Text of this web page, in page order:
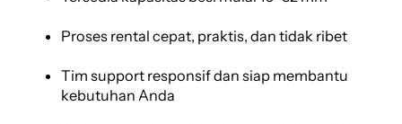
Proses rental cepat, praktis, dan tidak ribet
Tim support responsif dan siap membantu
kebutuhan Anda